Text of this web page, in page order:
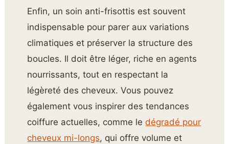
Enfin, un soin anti-frisottis est souvent
indispensable pour parer aux variations
climatiques et préserver la structure des
boucles. Il doit être léger, riche en agents
nourrissants, tout en respectant la
légèreté des cheveux. Vous pouvez
également vous inspirer des tendances
coiffure actuelles, comme le dégradé pour
cheveux mi-longs, qui offre volume et